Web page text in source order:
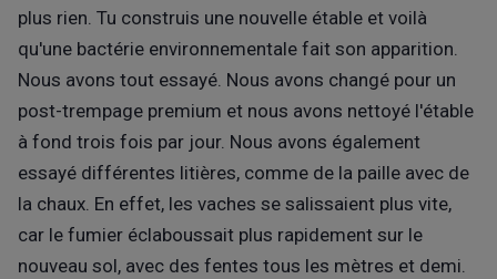
plus rien. Tu construis une nouvelle étable et voilà
qu'une bactérie environnementale fait son apparition.
Nous avons tout essayé. Nous avons changé pour un
post-trempage premium et nous avons nettoyé l'étable
à fond trois fois par jour. Nous avons également
essayé différentes litières, comme de la paille avec de
la chaux. En effet, les vaches se salissaient plus vite,
car le fumier éclaboussait plus rapidement sur le
nouveau sol, avec des fentes tous les mètres et demi.